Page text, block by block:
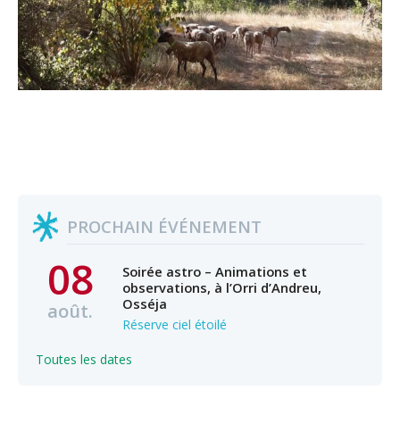
PROCHAIN ÉVÉNEMENT
08
août.
Soirée astro – Animations et
observations, à l’Orri d’Andreu,
Osséja
Réserve ciel étoilé
Toutes les dates